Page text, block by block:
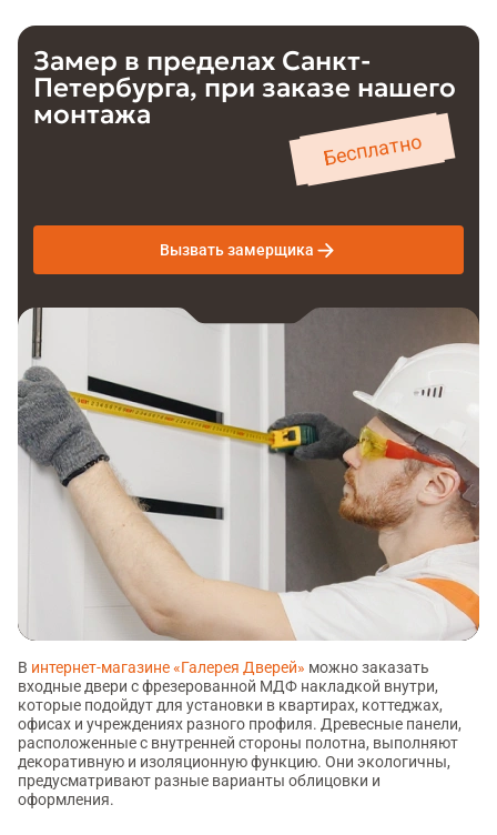
Замер в пределах Санкт-
Петербурга, при заказе нашего
монтажа
Бесплатно
Вызвать замерщика
В интернет-магазине «Галерея Дверей» можно заказать
входные двери с фрезерованной МДФ накладкой внутри,
которые подойдут для установки в квартирах, коттеджах,
офисах и учреждениях разного профиля. Древесные панели,
расположенные с внутренней стороны полотна, выполняют
декоративную и изоляционную функцию. Они экологичны,
предусматривают разные варианты облицовки и
оформления.